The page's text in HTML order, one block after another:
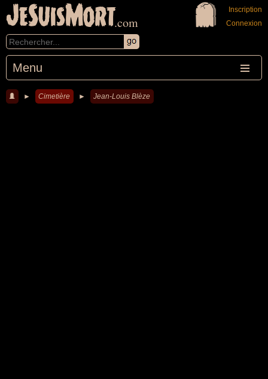
JeSuisMort.com
Menu
Inscription
Connexion
► Cimetière ► Jean-Louis Blèze